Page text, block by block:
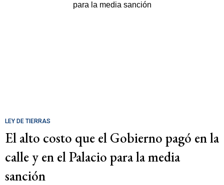
LEY DE TIERRAS
El alto costo que el Gobierno pagó en la
calle y en el Palacio para la media
sanción